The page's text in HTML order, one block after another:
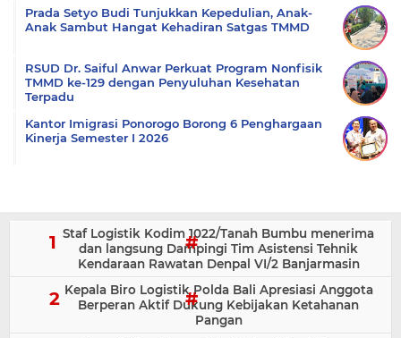
Prada Setyo Budi Tunjukkan Kepedulian, Anak-
Anak Sambut Hangat Kehadiran Satgas TMMD
RSUD Dr. Saiful Anwar Perkuat Program Nonfisik
TMMD ke-129 dengan Penyuluhan Kesehatan
Terpadu
Kantor Imigrasi Ponorogo Borong 6 Penghargaan
Kinerja Semester I 2026
Staf Logistik Kodim 1022/Tanah Bumbu menerima
dan langsung Dampingi Tim Asistensi Tehnik
Kendaraan Rawatan Denpal VI/2 Banjarmasin
Kepala Biro Logistik Polda Bali Apresiasi Anggota
Berperan Aktif Dukung Kebijakan Ketahanan
Pangan